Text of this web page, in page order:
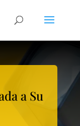
a Su